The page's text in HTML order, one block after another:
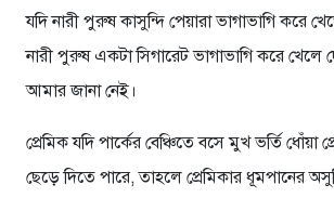
যদি নারী পুরুষ কাসুন্দি পেয়ারা ভাগাভাগি করে
নারী পুরুষ একটা সিগারেট ভাগাভাগি করে
আমার জানা নেই।
প্রেমিক যদি পার্কের বেঞ্চিতে বসে মুখ ভর্তি ধোঁয়া
ছেড়ে দিতে পারে, তাহলে প্রেমিকার ধূমপানের